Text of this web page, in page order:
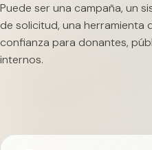
Puede ser una campaña, un
de solicitud, una herramienta
confianza para donantes,
internos.